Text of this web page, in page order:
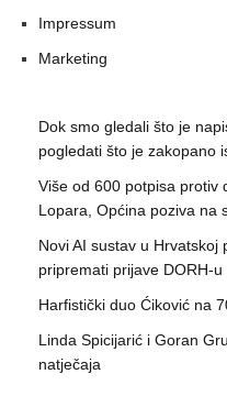
Impressum
Marketing
Dok smo gledali što je
pogledati što je zakopano
Više od 600 potpisa protiv
Lopara, Općina poziva na
Novi AI sustav u
pripremati prijave DORH-u
Harfistički duo Ćiković na
Linda Spicijarić i Goran
natječaja